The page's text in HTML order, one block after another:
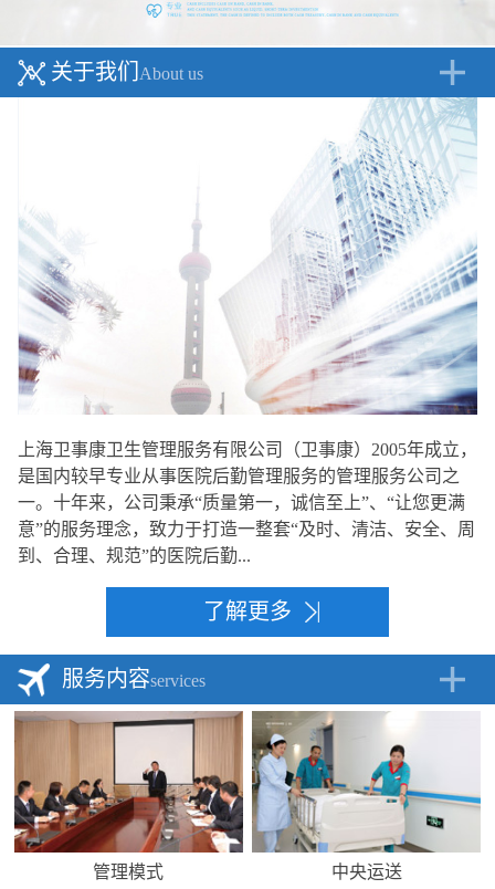
关于我们 About us
上海卫事康卫生管理服务有限公司（卫事康）2005年成立，
是国内较早专业从事医院后勤管理服务的管理服务公司之
一。十年来，公司秉承“质量第一，诚信至上”、“让您更满
意”的服务理念，致力于打造一整套“及时、清洁、安全、周
到、合理、规范”的医院后勤...
了解更多
服务内容services
管理模式 中央运送